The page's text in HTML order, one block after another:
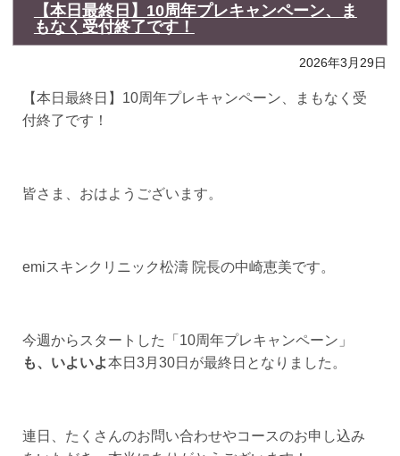
【本日最終日】10周年プレキャンペーン、ま
もなく受付終了です！
2026年3月29日
【本日最終日】10周年プレキャンペーン、まもなく受
付終了です！
皆さま、おはようございます。
emiスキンクリニック松濤 院長の中崎恵美です。
今週からスタートした「10周年プレキャンペーン」
も、いよいよ本日3月30日が最終日となりました。
連日、たくさんのお問い合わせやコースのお申し込み